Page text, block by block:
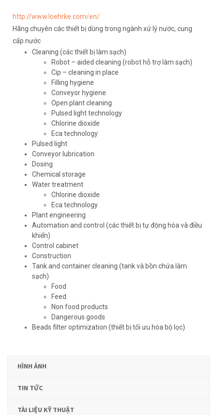
http://www.loehrke.com/en/
Hãng chuyên các thiết bị dùng trong ngành xử lý nước, cung
cấp nước
Cleaning (các thiết bị làm sạch)
Robot – aided cleaning (robot hỗ trợ làm sạch)
Cip – cleaning in place
Filling hygiene
Conveyor hygiene
Open plant cleaning
Pulsed light technology
Chlorine dioxide
Eca technology
Pulsed light
Conveyor lubrication
Dosing
Chemical storage
Water treatment
Chlorine dioxide
Eca technology
Plant engineering
Automation and control (các thiết bị tự động hóa và điều
khiển)
Control cabinet
Construction
Tank and container cleaning (tank và bồn chứa làm
sạch)
Food
Feed
Non food products
Dangerous goods
Beads filter optimization (thiết bị tối ưu hóa bộ lọc)
HÌNH ẢNH
TIN TỨC
TÀI LIỆU KỸ THUẬT